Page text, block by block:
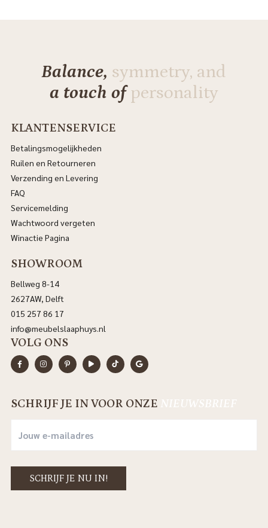
Balance, symmetry, and
a touch ofpersonality
KLANTENSERVICE
Betalingsmogelijkheden
Ruilen en Retourneren
Verzending en Levering
FAQ
Servicemelding
Wachtwoord vergeten
Winactie Pagina
SHOWROOM
Bellweg 8-14
2627AW, Delft
015 257 86 17
info@meubelslaaphuys.nl
VOLG ONS
SCHRIJF JE IN VOOR ONZE NIEUWSBRIEF